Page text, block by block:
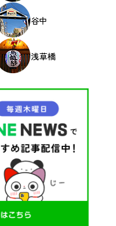
谷中
浅草橋